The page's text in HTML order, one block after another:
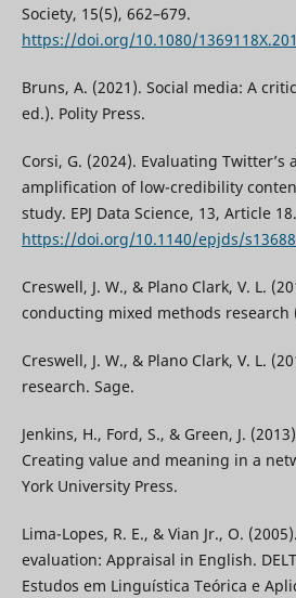
Society, 15(5), 662–679.
https://doi.org/10.1080/
Bruns, A. (2021). Social media: A
ed.). Polity Press.
Corsi, G. (2024). Evaluating Twitter’s
amplification of low-credibility
study. EPJ Data Science, 13, Article 18.
https://doi.org/10.1140/epjds/
Creswell, J. W., & Plano Clark, V. L.
conducting mixed methods research
Creswell, J. W., & Plano Clark, V. L.
research. Sage.
Jenkins, H., Ford, S., & Green, J.
Creating value and meaning in a
York University Press.
Lima-Lopes, R. E., & Vian Jr., O.
evaluation: Appraisal in English.
Estudos em Linguística Teórica e